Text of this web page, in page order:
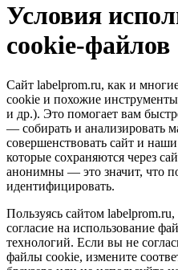
Условия
cookie-файлов
Сайт labelprom.ru, как и
cookie и похожие
и др.). Это помогает вам
— собирать и анализировать
совершенствовать сайт и
которые сохраняются через
анонимны — это значит, что
идентифицировать.
Пользуясь сайтом
согласие на использование
технологий. Если вы не
файлы cookie, измените